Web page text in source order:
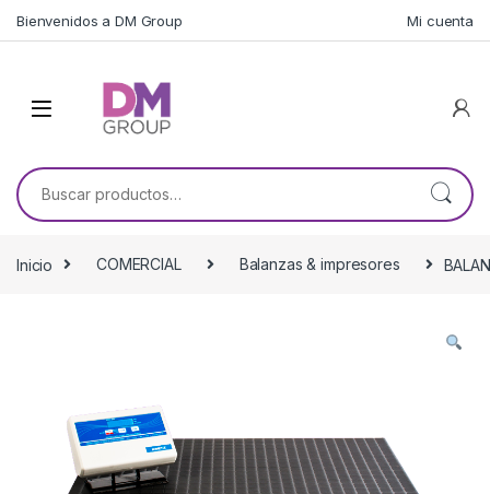
Bienvenidos a DM Group Mi cuenta
Buscar por:
Inicio COMERCIAL Balanzas & impresores